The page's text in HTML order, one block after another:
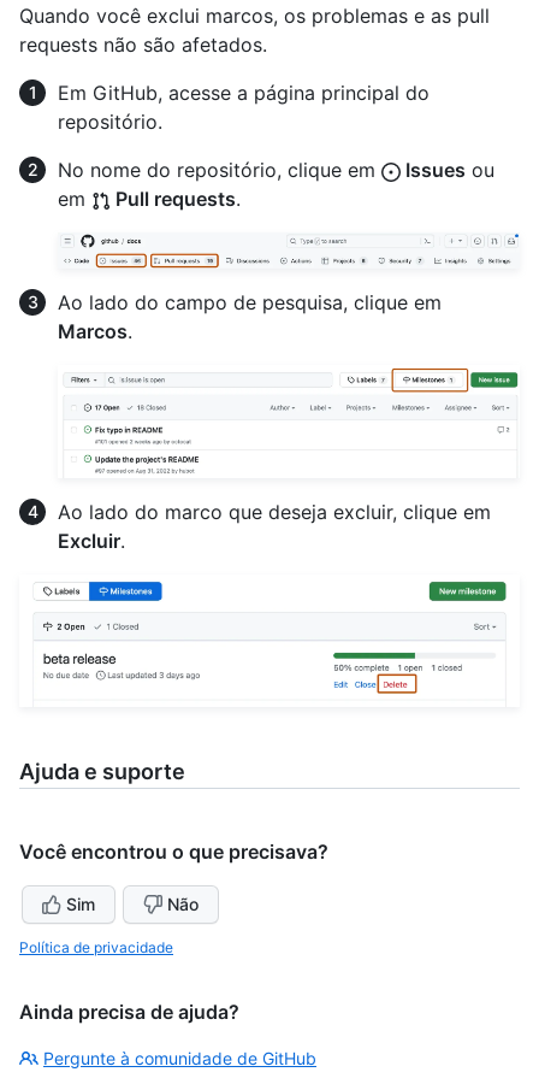
Quando você exclui marcos, os problemas e as pull
requests não são afetados.
Em GitHub, acesse a página principal do
repositório.
No nome do repositório, clique em
Issues ou
em
Pull requests.
Ao lado do campo de pesquisa, clique em
Marcos.
Ao lado do marco que deseja excluir, clique em
Excluir.
Ajuda e suporte
Você encontrou o que precisava?
Sim Não
Política de privacidade
Ainda precisa de ajuda?
Pergunte à comunidade de GitHub